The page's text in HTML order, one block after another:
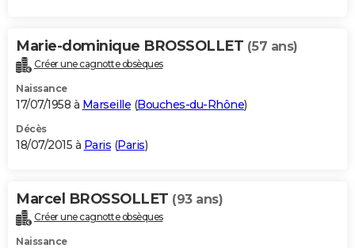
Marie-dominique BROSSOLLET (57 ans)
Créer une cagnotte obsèques
Naissance
17/07/1958 à Marseille (Bouches-du-Rhône)
Décès
18/07/2015 à Paris (Paris)
Marcel BROSSOLLET (93 ans)
Créer une cagnotte obsèques
Naissance